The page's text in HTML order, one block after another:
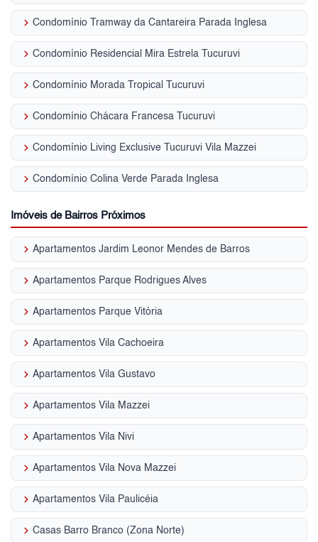
keyboard_arrow_right Condomínio Tramway da Cantareira Parada Inglesa
keyboard_arrow_right Condomínio Residencial Mira Estrela Tucuruvi
keyboard_arrow_right Condomínio Morada Tropical Tucuruvi
keyboard_arrow_right Condomínio Chácara Francesa Tucuruvi
keyboard_arrow_right Condomínio Living Exclusive Tucuruvi Vila Mazzei
keyboard_arrow_right Condomínio Colina Verde Parada Inglesa
Imóveis de Bairros Próximos
keyboard_arrow_right Apartamentos Jardim Leonor Mendes de Barros
keyboard_arrow_right Apartamentos Parque Rodrigues Alves
keyboard_arrow_right Apartamentos Parque Vitória
keyboard_arrow_right Apartamentos Vila Cachoeira
keyboard_arrow_right Apartamentos Vila Gustavo
keyboard_arrow_right Apartamentos Vila Mazzei
keyboard_arrow_right Apartamentos Vila Nivi
keyboard_arrow_right Apartamentos Vila Nova Mazzei
keyboard_arrow_right Apartamentos Vila Paulicéia
keyboard_arrow_right Casas Barro Branco (Zona Norte)